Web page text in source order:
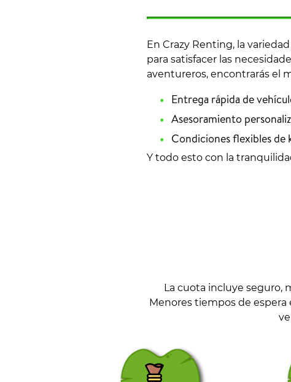
En Crazy Renting, la
para satisfacer las
aventureros, encontrarás el
Entrega rápida de
Asesoramiento
Condiciones flexibles
Y todo esto con la
La cuota incluye seguro,
Menores tiempos de